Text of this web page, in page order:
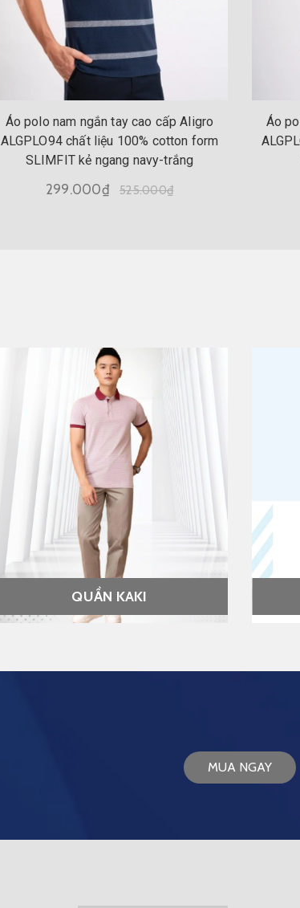
Áo polo nam ngắn tay cao cấp Aligro
ALGPLO94 chất liệu 100% cotton form
SLIMFIT kẻ ngang navy-trắng
299.000₫ 525.000₫
Áo
QUẦN KAKI
MUA NGAY